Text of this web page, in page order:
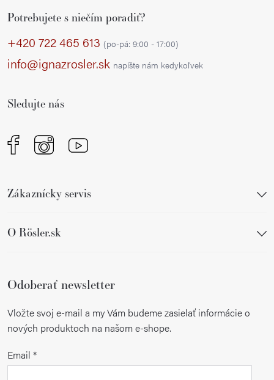
Potrebujete s niečím poradiť?
+420 722 465 613 (po-pá: 9:00 - 17:00)
info@ignazrosler.sk napíšte nám kedykoľvek
Sledujte nás
Zákaznícky servis
O Rösler.sk
Odoberať newsletter
Vložte svoj e-mail a my Vám budeme zasielať informácie o
nových produktoch na našom e-shope.
Email